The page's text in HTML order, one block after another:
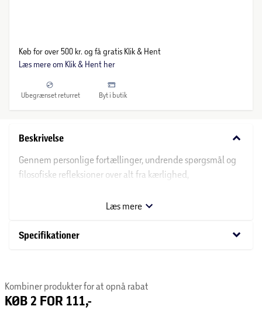
Køb for over 500 kr. og få gratis Klik & Hent
Læs mere om Klik & Hent her
Ubegrænset returret Byt i butik
Beskrivelse keyboard_arrow_down
Gennem personlige fortællinger, undrende spørgsmål og
filosofiske refleksioner over alt fra kærlighed,
gospelsnitter udforsker de to (nye) venner venskabets
Læs mere
Specifikationer keyboard_arrow_down
Kombiner produkter for at opnå rabat
KØB 2 FOR 111,-